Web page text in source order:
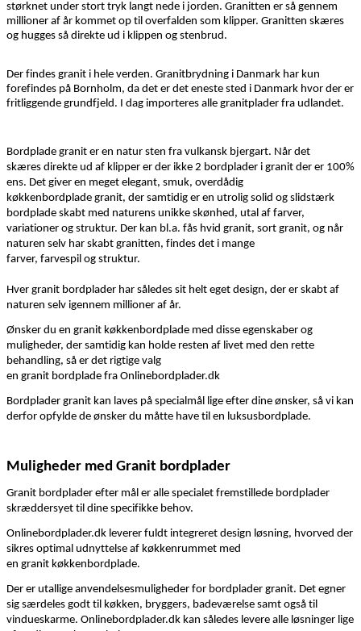
størknet under stort tryk langt nede i jorden. Granitten er så gennem
millioner af år kommet op til overfalden som klipper. Granitten skæres
og hugges så direkte ud i klippen og stenbrud.
Der findes granit i hele verden. Granitbrydning i Danmark har kun
forefindes på Bornholm, da det er det eneste sted i Danmark hvor der er
fritliggende grundfjeld. I dag importeres alle granitplader fra udlandet.
Bordplade granit er en natur sten fra vulkansk bjergart. Når det
skæres direkte ud af klipper er der ikke 2 bordplader i granit der er 100%
ens. Det giver en meget elegant, smuk, overdådig
køkkenbordplade granit, der samtidig er en utrolig solid og slidstærk
bordplade skabt med naturens unikke skønhed, utal af farver,
variationer og struktur. Der kan bl.a. fås hvid granit, sort granit, og når
naturen selv har skabt granitten, findes det i mange
farver, farvespil og struktur.
Hver granit bordplader har således sit helt eget design, der er skabt af
naturen selv igennem millioner af år.
Ønsker du en granit køkkenbordplade med disse egenskaber og
muligheder, der samtidig kan holde resten af livet med den rette
behandling, så er det rigtige valg
en granit bordplade fra Onlinebordplader.dk
Bordplader granit kan laves på specialmål lige efter dine ønsker, så vi kan
derfor opfylde de ønsker du måtte have til en luksusbordplade.
Muligheder med Granit bordplader
Granit bordplader efter mål er alle specialet fremstillede bordplader
skræddersyet til dine specifikke behov.
Onlinebordplader.dk leverer fuldt integreret design løsning, hvorved der
sikres optimal udnyttelse af køkkenrummet med
en granit køkkenbordplade.
Der er utallige anvendelsesmuligheder for bordplader granit. Det egner
sig særdeles godt til køkken, bryggers, badeværelse samt også til
vindueskarme. Onlinebordplader.dk kan således levere alle løsninger lige